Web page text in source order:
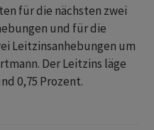
für die nächsten zwei
und für die
Leitzinsanhebungen um
Der Leitzins läge
0,75 Prozent.